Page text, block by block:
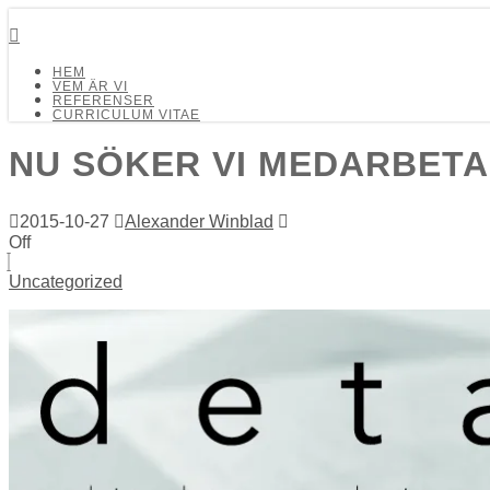
HEM
VEM ÄR VI
REFERENSER
CURRICULUM VITAE
NU SÖKER VI
2015-10-27
Alexander Winblad
Off
Uncategorized